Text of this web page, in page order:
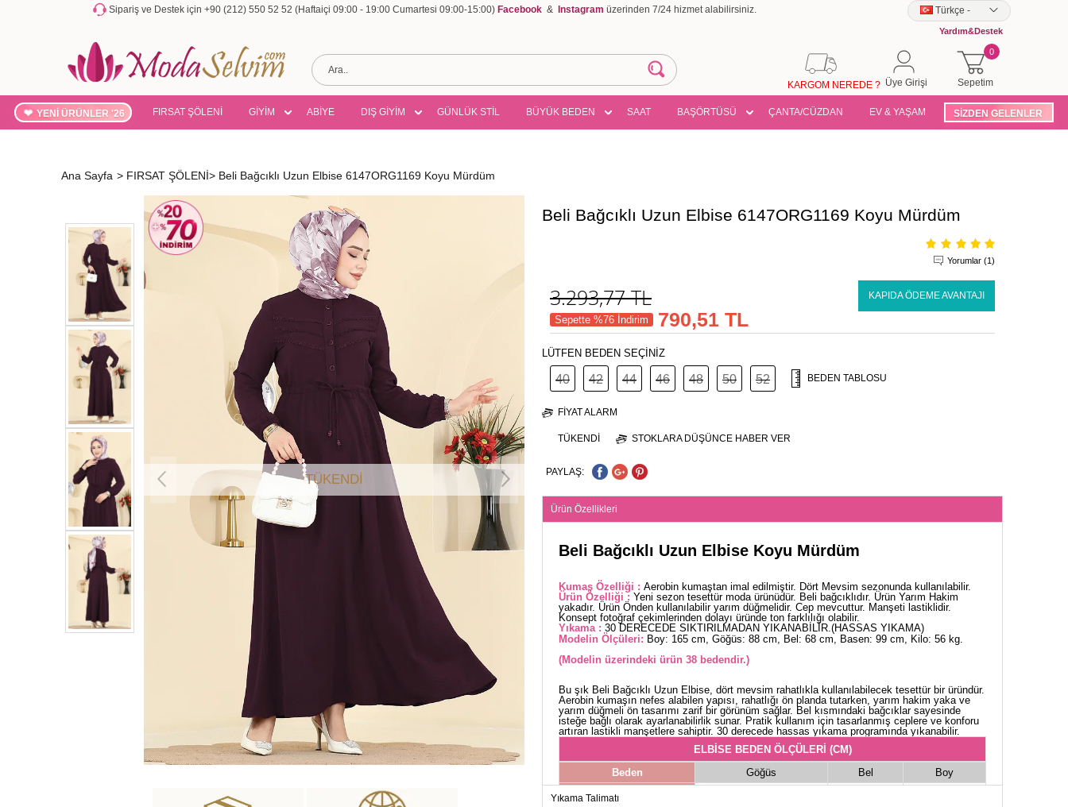
Sipariş ve Destek için +90 (212) 550 52 52 (Haftaiçi 09:00 - 19:00 Cumartesi 09:00-15:00) Facebook & Instagram üzerinden 7/24 hizmet alabilirsiniz. Türkçe -
Yardım&Destek
Sepetim
0
Üye Girişi
KARGOM NEREDE ?
YENİ ÜRÜNLER '26 FIRSAT ŞÖLENİ GİYİM ABİYE DIŞ GİYİM GÜNLÜK STİL BÜYÜK BEDEN SAAT BAŞÖRTÜSÜ ÇANTA/CÜZDAN EV & YAŞAM SİZDEN GELENLER
Ana Sayfa > FIRSAT ŞÖLENİ> Beli Bağcıklı Uzun Elbise 6147ORG1169 Koyu Mürdüm
TÜKENDİ
Beli Bağcıklı Uzun Elbise 6147ORG1169 Koyu Mürdüm
Yorumlar (1)
3.293,77TL KAPIDA ÖDEME AVANTAJI
Sepette %76 İndirim 790,51 TL
LÜTFEN BEDEN SEÇİNİZ
40 42 44 46 48 50 52 BEDEN TABLOSU
FIYAT ALARM
TÜKENDI STOKLARA DÜŞÜNCE HABER VER
PAYLAŞ:
Ürün Özellikleri
Beli Bağcıklı Uzun Elbise Koyu Mürdüm
Kumaş Özelliği : Aerobin kumaştan imal edilmiştir. Dört Mevsim sezonunda kullanılabilir.
Ürün Özelliği : Yeni sezon tesettür moda ürünüdür. Beli bağcıklıdır. Ürün Yarım Hakim
yakadır. Ürün Önden kullanılabilir yarım düğmelidir. Cep mevcuttur. Manşeti lastiklidir.
Konsept fotoğraf çekimlerinden dolayı üründe ton farklılığı olabilir.
Yıkama : 30 DERECEDE SIKTIRILMADAN YIKANABİLİR.(HASSAS YIKAMA)
Modelin Ölçüleri: Boy: 165 cm, Göğüs: 88 cm, Bel: 68 cm, Basen: 99 cm, Kilo: 56 kg.
(Modelin üzerindeki ürün 38 bedendir.)
Bu şık Beli Bağcıklı Uzun Elbise, dört mevsim rahatlıkla kullanılabilecek tesettür bir üründür.
Aerobin kumaşın nefes alabilen yapısı, rahatlığı ön planda tutarken, yarım hakim yaka ve
yarım düğmeli ön tasarımı zarif bir görünüm sağlar. Bel kısmındaki bağcıklar sayesinde
isteğe bağlı olarak ayarlanabilirlik sunar. Pratik kullanım için tasarlanmış ceplere ve konforu
artıran lastikli manşetlere sahiptir. 30 derecede hassas yıkama programında yıkanabilir.
ELBİSE BEDEN ÖLÇÜLERİ (CM)
Beden
Göğüs Bel
Boy
Yıkama Talimatı